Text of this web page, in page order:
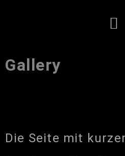
Gallery
Die Seite mit